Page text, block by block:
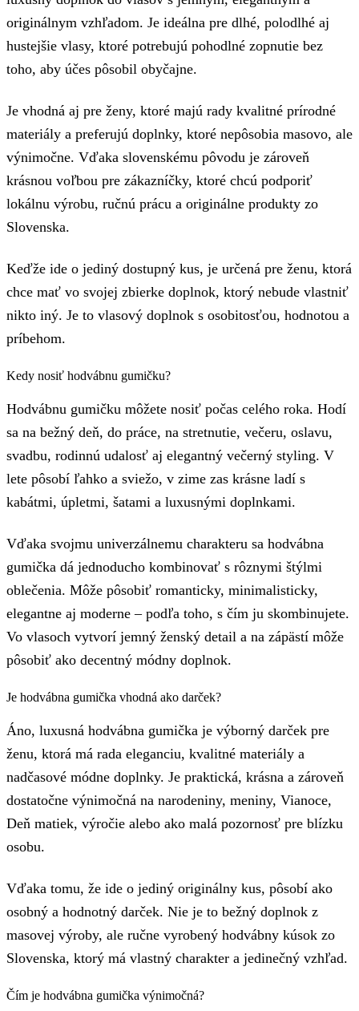
originálnym vzhľadom. Je ideálna pre dlhé, polodlhé aj
hustejšie vlasy, ktoré potrebujú pohodlné zopnutie bez
toho, aby účes pôsobil obyčajne.
Je vhodná aj pre ženy, ktoré majú rady kvalitné prírodné
materiály a preferujú doplnky, ktoré nepôsobia masovo, ale
výnimočne. Vďaka slovenskému pôvodu je zároveň
krásnou voľbou pre zákazníčky, ktoré chcú podporiť
lokálnu výrobu, ručnú prácu a originálne produkty zo
Slovenska.
Keďže ide o jediný dostupný kus, je určená pre ženu, ktorá
chce mať vo svojej zbierke doplnok, ktorý nebude vlastniť
nikto iný. Je to vlasový doplnok s osobitosťou, hodnotou a
príbehom.
Kedy nosiť hodvábnu gumičku?
Hodvábnu gumičku môžete nosiť počas celého roka. Hodí
sa na bežný deň, do práce, na stretnutie, večeru, oslavu,
svadbu, rodinnú udalosť aj elegantný večerný styling. V
lete pôsobí ľahko a sviežo, v zime zas krásne ladí s
kabátmi, úpletmi, šatami a luxusnými doplnkami.
Vďaka svojmu univerzálnemu charakteru sa hodvábna
gumička dá jednoducho kombinovať s rôznymi štýlmi
oblečenia. Môže pôsobiť romanticky, minimalisticky,
elegantne aj moderne – podľa toho, s čím ju skombinujete.
Vo vlasoch vytvorí jemný ženský detail a na zápästí môže
pôsobiť ako decentný módny doplnok.
Je hodvábna gumička vhodná ako darček?
Áno, luxusná hodvábna gumička je výborný darček pre
ženu, ktorá má rada eleganciu, kvalitné materiály a
nadčasové módne doplnky. Je praktická, krásna a zároveň
dostatočne výnimočná na narodeniny, meniny, Vianoce,
Deň matiek, výročie alebo ako malá pozornosť pre blízku
osobu.
Vďaka tomu, že ide o jediný originálny kus, pôsobí ako
osobný a hodnotný darček. Nie je to bežný doplnok z
masovej výroby, ale ručne vyrobený hodvábny kúsok zo
Slovenska, ktorý má vlastný charakter a jedinečný vzhľad.
Čím je hodvábna gumička výnimočná?